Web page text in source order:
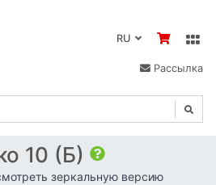
Рассылка
10 (Б)
зеркальную версию